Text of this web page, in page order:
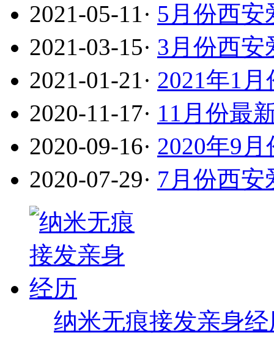
2021-05-11· 5月份西安
2021-03-15· 3月份西安
2021-01-21· 2021年1
2020-11-17· 11月份最
2020-09-16· 2020年9
2020-07-29· 7月份西安
纳米无痕接发亲身经